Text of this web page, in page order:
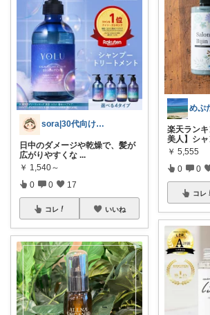
sora|30代向け美容ルーム
日中のダメージや乾燥で、髪が
広がりやすくな ...
￥ 1,540～
0 0 17
コレ いいね
めぷ
楽天ラン
美人】シ
￥ 5,555
0 0
コレ